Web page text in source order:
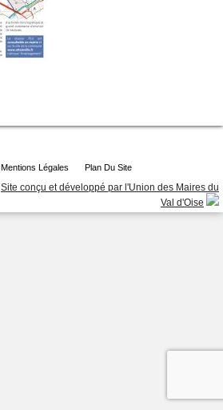
Mentions Légales Plan Du Site
Site conçu et développé par l'Union des Maires du
Val d'Oise